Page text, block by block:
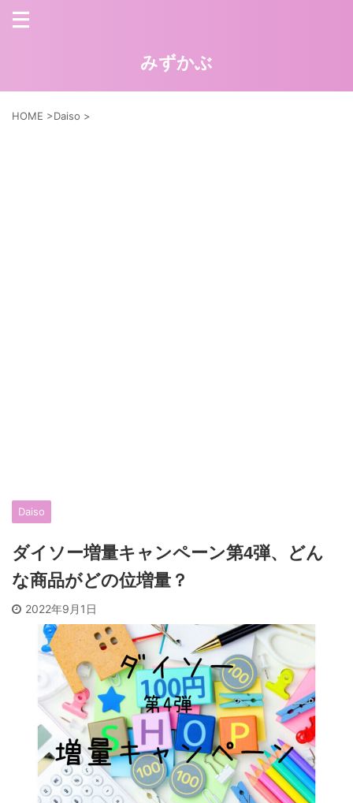
みずかぶ
HOME >Daiso >
Daiso
ダイソー増量キャンペーン第4弾、どん
な商品がどの位増量？
2022年9月1日